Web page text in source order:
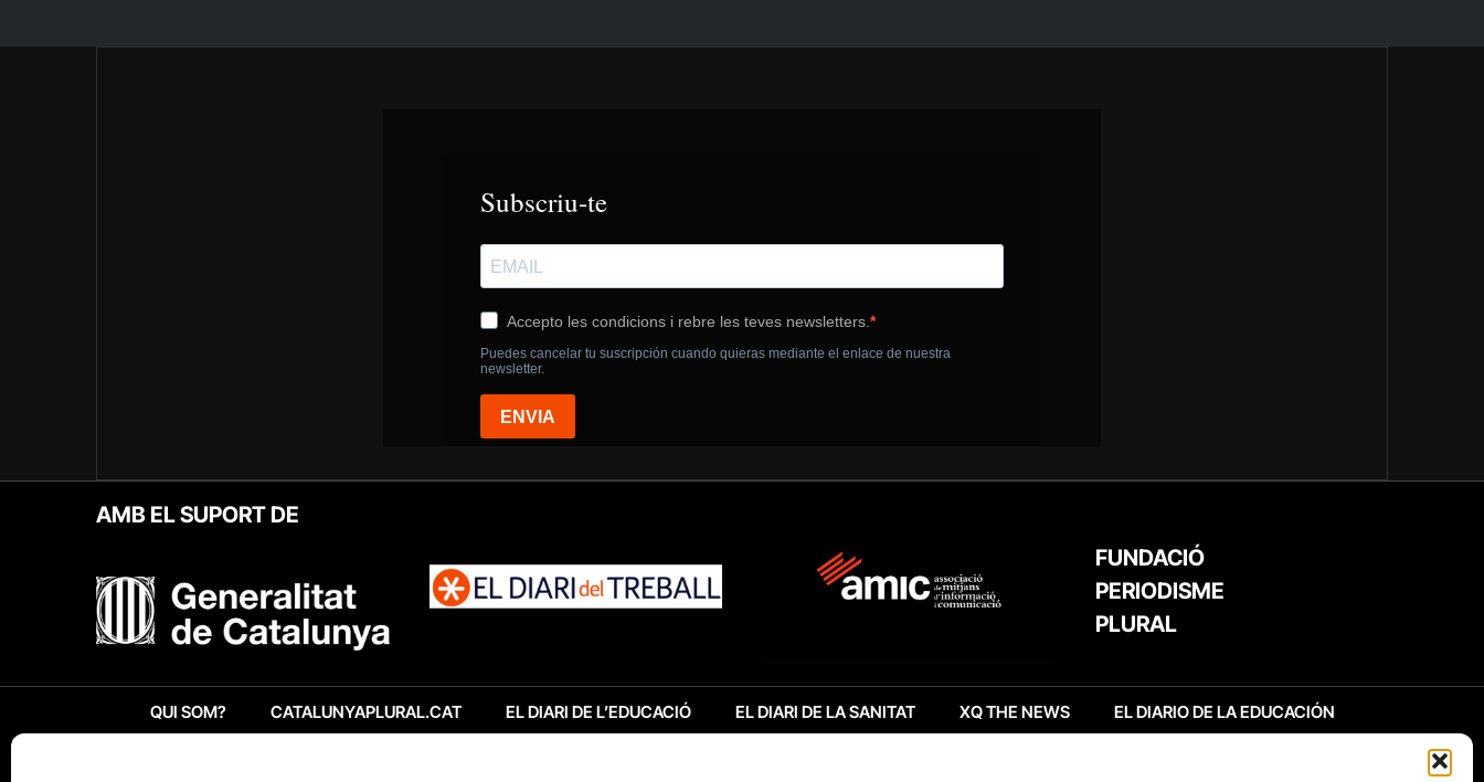
AMB EL SUPORT DE
FUNDACIÓ
PERIODISME
PLURAL
QUI SOM? CATALUNYAPLURAL.CAT EL DIARI DE L’EDUCACIÓ EL DIARI DE LA SANITAT XQ THE NEWS EL DIARIO DE LA EDUCACIÓN